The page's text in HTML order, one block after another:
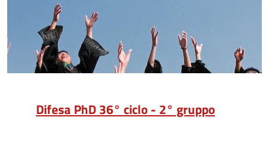
Difesa PhD 36° ciclo - 2° gruppo